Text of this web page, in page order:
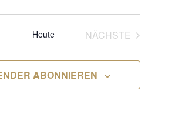
Heute NÄCHSTE
ABONNIEREN